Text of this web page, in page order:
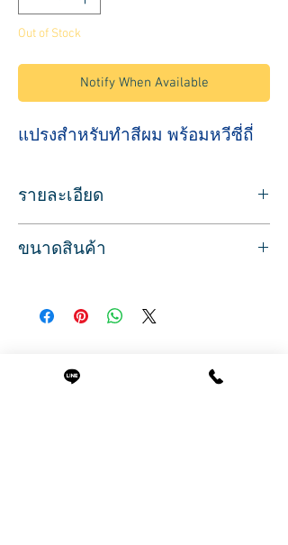
Out of Stock
Notify When Available
แปรงสำหรับทำสีผม พร้อมหวีซี่ถี่
รายละเอียด
ขนแปรงไนล่อน สีดำ หนาแน่น ใช้ได้นาน
มีขั้วเพื่อวางเกี่ยวขอบชามผสมสี
ขนาดสินค้า
สินค้าพร้อมส่ง บริการจัดส่งทั่วประเทศ
Related Products